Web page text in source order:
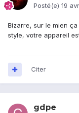
Posté(e) 19
Bizarre, sur le mien
style, votre appareil
Citer
gdpe